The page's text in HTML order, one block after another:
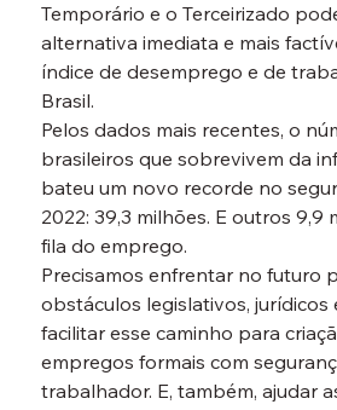
Temporário e o Terceirizado
alternativa imediata e mais
índice de desemprego e de
Brasil.
Pelos dados mais recentes, o
brasileiros que sobrevivem da
bateu um novo recorde no
2022: 39,3 milhões. E outros 9,9
fila do emprego.
Precisamos enfrentar no futuro
obstáculos legislativos, jurídicos
facilitar esse caminho para
empregos formais com
trabalhador. E, também, ajudar